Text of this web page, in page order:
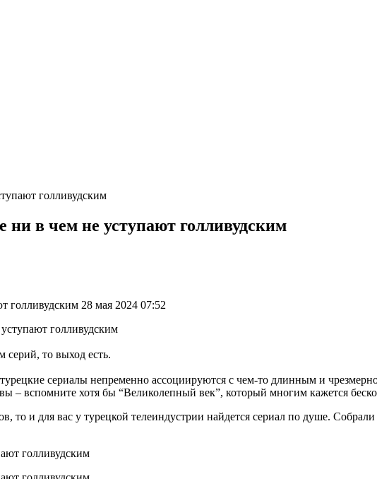
голливудским
ни в чем не уступают голливудским
голливудским 28 мая 2024 07:52
серий, то выход есть.
сериалы непременно ассоциируются с чем-то длинным и
– вспомните хотя бы “Великолепный век”, который многим кажется
то и для вас у турецкой телеиндустрии найдется сериал по душе.